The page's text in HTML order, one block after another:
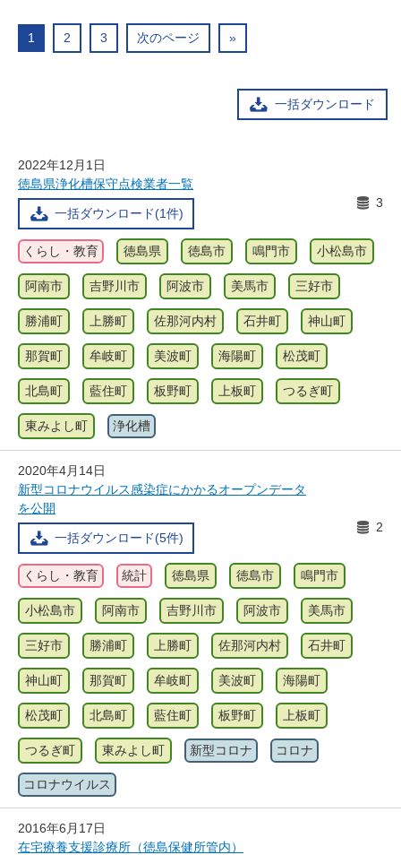
1 2 3 次のページ »
一括ダウンロード
2022年12月1日
徳島県浄化槽保守点検業者一覧
一括ダウンロード(1件)
3
くらし・教育 徳島県 徳島市 鳴門市 小松島市
阿南市 吉野川市 阿波市 美馬市 三好市
勝浦町 上勝町 佐那河内村 石井町 神山町
那賀町 牟岐町 美波町 海陽町 松茂町
北島町 藍住町 板野町 上板町 つるぎ町
東みよし町 浄化槽
2020年4月14日
新型コロナウイルス感染症にかかるオープンデータ
を公開
一括ダウンロード(5件)
2
くらし・教育 統計 徳島県 徳島市 鳴門市
小松島市 阿南市 吉野川市 阿波市 美馬市
三好市 勝浦町 上勝町 佐那河内村 石井町
神山町 那賀町 牟岐町 美波町 海陽町
松茂町 北島町 藍住町 板野町 上板町
つるぎ町 東みよし町 新型コロナ コロナ
コロナウイルス
2016年6月17日
在宅療養支援診療所（徳島保健所管内）